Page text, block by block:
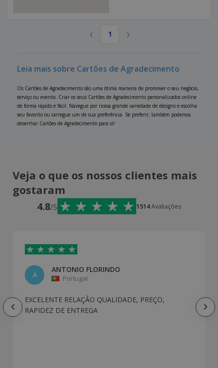
‹ 1 ›
Leia mais sobre Cartões de Agradecimento
Os Cartões de Agradecimento são uma ótima maneira de promover o seu negócio,
serviço ou evento. Criar os seus Cartões de Agradecimento personalizados online
de forma rápido e fácil. Navegue por nossa grande variedade de designs e escolha
seu favorito ou carregue um de sua preferência. Se preferir, também podemos
desenhar Cartões de Agradecimento para si!
Veja o que os nossos clientes mais
gostaram
4.8/5 1514Avaliações
A
ANTONIO FLORINDO
Portugal
EXCELENTE RELAÇÃO QUALIDADE, PREÇO,
RAPIDEZ DE ENTREGA